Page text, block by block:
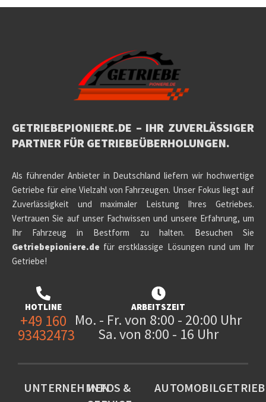
GETRIEBEPIONIERE.DE – IHR ZUVERLÄSSIGER
PARTNER FÜR GETRIEBEÜBERHOLUNGEN.
Als führender Anbieter in Deutschland liefern wir hochwertige
Getriebe für eine Vielzahl von Fahrzeugen. Unser Fokus liegt auf
Zuverlässigkeit und maximaler Leistung Ihres Getriebes.
Vertrauen Sie auf unser Fachwissen und unsere Erfahrung, um
Ihr Fahrzeug in Bestform zu halten. Besuchen Sie
Getriebepioniere.de für erstklassige Lösungen rund um Ihr
Getriebe!
HOTLINE
+49 160
93432473
ARBEITSZEIT
Mo. - Fr. von 8:00 - 20:00 Uhr
Sa. von 8:00 - 16 Uhr
UNTERNEHMENINFOS &